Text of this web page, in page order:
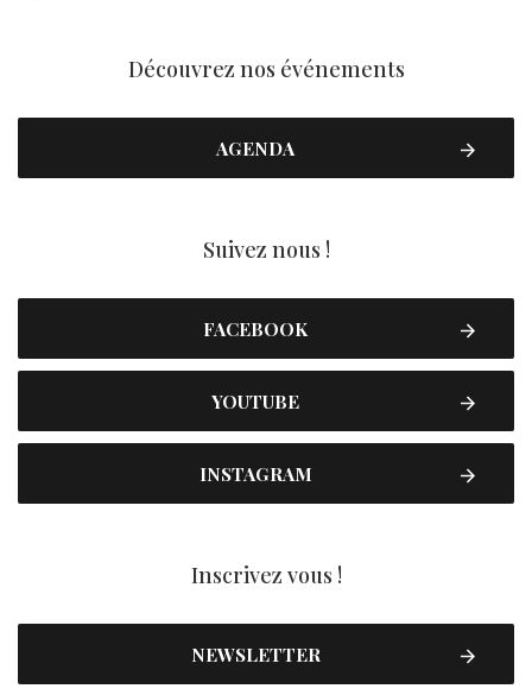
Découvrez nos événements
AGENDA
Suivez nous !
FACEBOOK
YOUTUBE
INSTAGRAM
Inscrivez vous !
NEWSLETTER